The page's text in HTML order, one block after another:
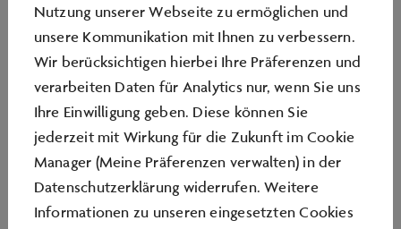
GELDAUTOMAT
Zwischen Jahreskarten-Service und dem Eingang der
Brotmanufaktur „Das Brot.“ steht Ihnen rund um die
Uhr ein Geldautomat zur Verfügung.
Weitere Informationen finden Sie auf der Homepage
der Volkswagen Bank:
Nutzung unserer Webseite zu ermöglichen und
unsere Kommunikation mit Ihnen zu verbessern.
Wir berücksichtigen hierbei Ihre Präferenzen und
verarbeiten Daten für Analytics nur, wenn Sie uns
Ihre Einwilligung geben. Diese können Sie
jederzeit mit Wirkung für die Zukunft im Cookie
Manager (Meine Präferenzen verwalten) in der
Datenschutzerklärung widerrufen. Weitere
Informationen zu unseren eingesetzten Cookies